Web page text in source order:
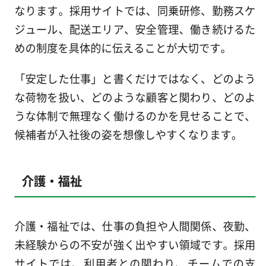
なります。採用サイトでは、同乗研修、勤務スケ
ジュール、配送エリア、安全管理、働き続けるた
めの制度を具体的に伝えることが大切です。
「安定した仕事」と書くだけではなく、どのよう
な荷物を扱い、どのような顧客と関わり、どのよ
うな体制で無理なく働けるのかを見せることで、
候補者が入社後の姿を想像しやすくなります。
介護・福祉
介護・福祉では、仕事の負担や人間関係、夜勤、
未経験からの不安が強く出やすい領域です。採用
サイトでは、利用者との関わり、チームでの支